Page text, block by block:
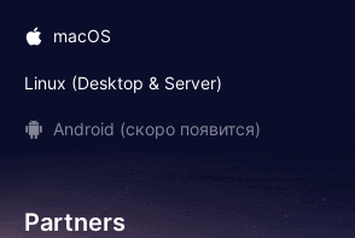
macOS
Linux (Desktop & Server)
Android (скоро появится)
Partners